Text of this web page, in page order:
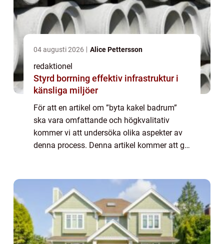
04 augusti 2026 Alice Pettersson
redaktionel
Styrd borrning effektiv infrastruktur i
känsliga miljöer
För att en artikel om ”byta kakel badrum”
ska vara omfattande och högkvalitativ
kommer vi att undersöka olika aspekter av
denna process. Denna artikel kommer att ge